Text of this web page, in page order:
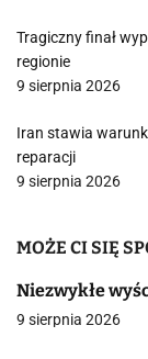
Tragiczny finał
regionie
9 sierpnia 2026
Iran stawia
reparacji
9 sierpnia 2026
MOŻE CI SIĘ
Niezwykłe
9 sierpnia 2026